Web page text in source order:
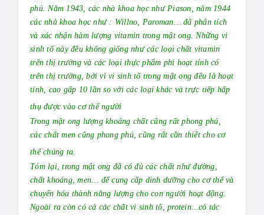
phú. Năm 1943, các nhà khoa học như Piason, năm 1944
các nhà khoa học như : Willno, Paroman… đã phân tích
và xác nhận hàm lượng vitamin trong mật ong. Những vi
sinh tố này đều không giống như các loại chất vitamin
trên thị trường và các loại thực phẩm phi hoạt tính có
trên thị trường, bởi vì vi sinh tố trong mật ong đều là hoạt
tính, cao gấp 10 lần so với các loại khác và trực tiếp hấp
thụ được vào cơ thể người
Trong mật ong lượng khoáng chất cũng rất phong phú,
các chất men cũng phong phú, cũng rất cần thiết cho cơ
thể chúng ta.
Tóm lại, trong mật ong đã có đủ các chất như đường,
chất khoáng, men… để cung cấp dinh dưỡng cho cơ thể và
chuyển hóa thành năng lượng cho con người hoạt động.
Ngoài ra còn có cả các chất vi sinh tố, protein…có tác